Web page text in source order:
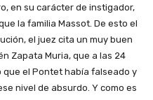
en su carácter de instigador,
la familia Massot. De esto el
el juez cita un muy buen
Zapata Muria, que a las 24
el Pontet había falseado y
nivel de absurdo. Y como es